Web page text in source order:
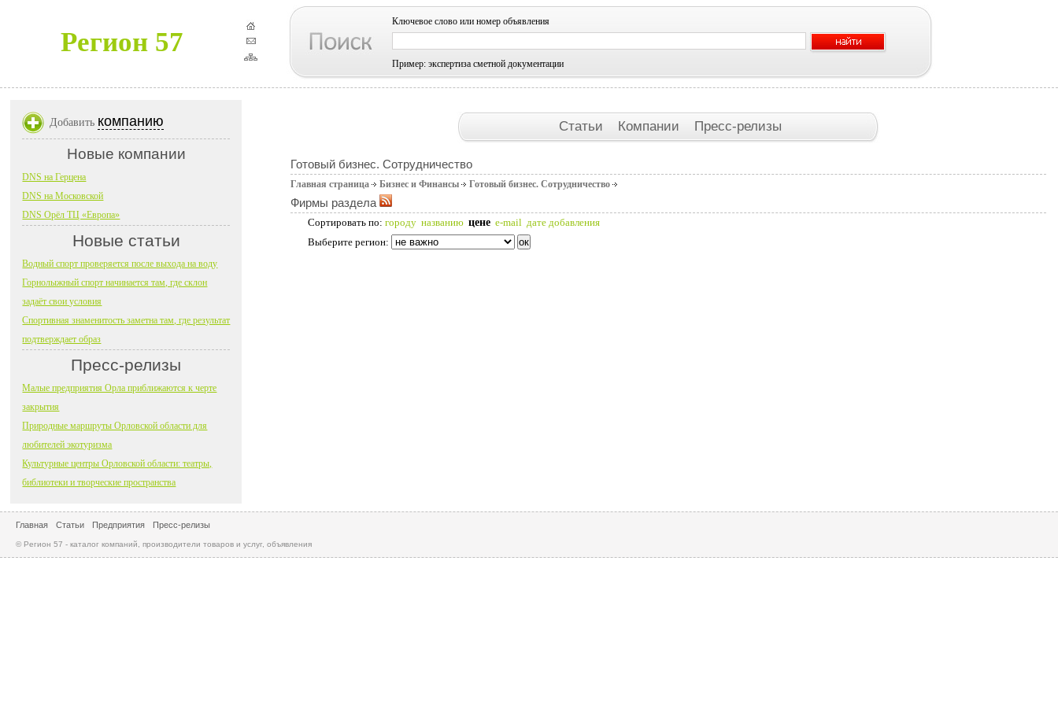
Регион 57
Ключевое слово или номер объявления
Пример: экспертиза сметной документации
Статьи Компании Пресс-релизы
Готовый бизнес. Сотрудничество
Главная страница Бизнес и Финансы Готовый бизнес. Сотрудничество
Фирмы раздела
Сортировать по: городу названию цене e-mail дате добавления
Выберите регион:
Добавить компанию
Новые компании
DNS на Герцена
DNS на Московской
DNS Орёл ТЦ «Европа»
Новые статьи
Водный спорт проверяется после выхода на воду
Горнолыжный спорт начинается там, где склон
задаёт свои условия
Спортивная знаменитость заметна там, где результат
подтверждает образ
Пресс-релизы
Малые предприятия Орла приближаются к черте
закрытия
Природные маршруты Орловской области для
любителей экотуризма
Культурные центры Орловской области: театры,
библиотеки и творческие пространства
Главная Статьи Предприятия Пресс-релизы
© Регион 57 - каталог компаний, производители товаров и услуг, объявления